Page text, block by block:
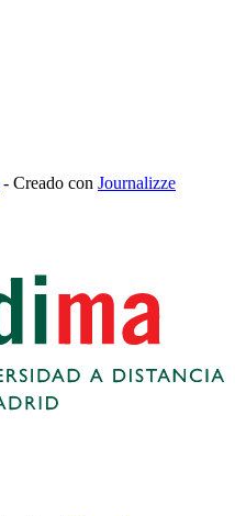
- Creado con Journalizze